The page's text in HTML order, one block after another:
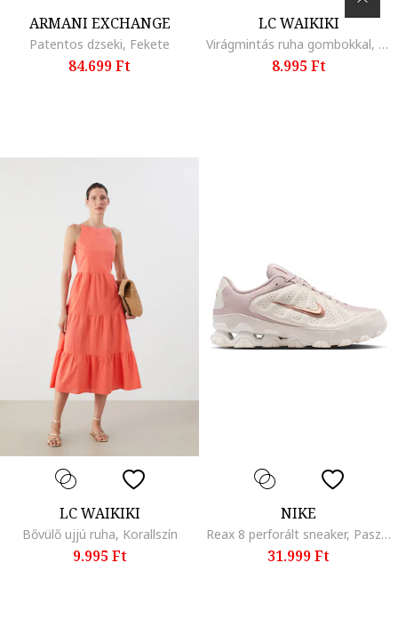
ARMANI EXCHANGE
Patentos dzseki, Fekete
84.699 Ft
LC WAIKIKI
Virágmintás ruha gombokkal, Fehér/Korallszín
8.995 Ft
LC WAIKIKI
Bővülő ujjú ruha, Korallszín
9.995 Ft
NIKE
Reax 8 perforált sneaker, Pasztellrózsaszín/Krémszín
31.999 Ft